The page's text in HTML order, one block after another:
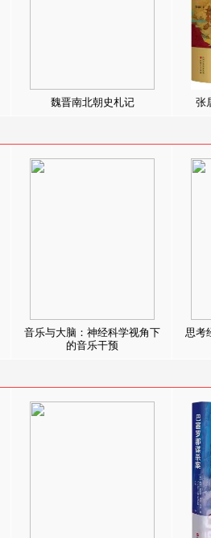
魏晋南北朝史札记 张
音乐与大脑：神经科学视角下
的音乐干预
思考